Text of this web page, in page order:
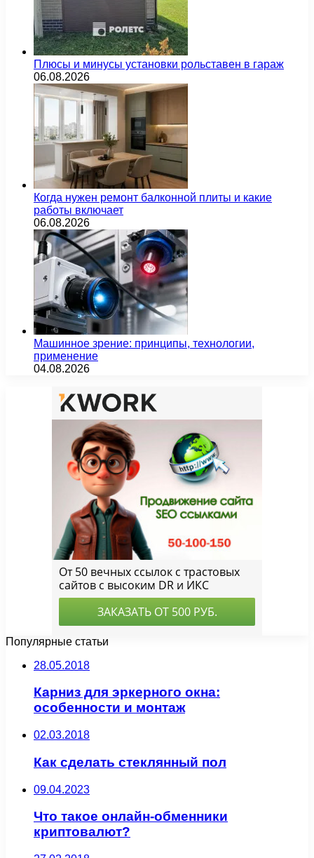
Плюсы и минусы установки рольставен в гараж
06.08.2026
Когда нужен ремонт балконной плиты и какие
работы включает
06.08.2026
Машинное зрение: принципы, технологии,
применение
04.08.2026
Популярные статьи
28.05.2018
Карниз для эркерного окна:
особенности и монтаж
02.03.2018
Как сделать стеклянный пол
09.04.2023
Что такое онлайн-обменники
криптовалют?